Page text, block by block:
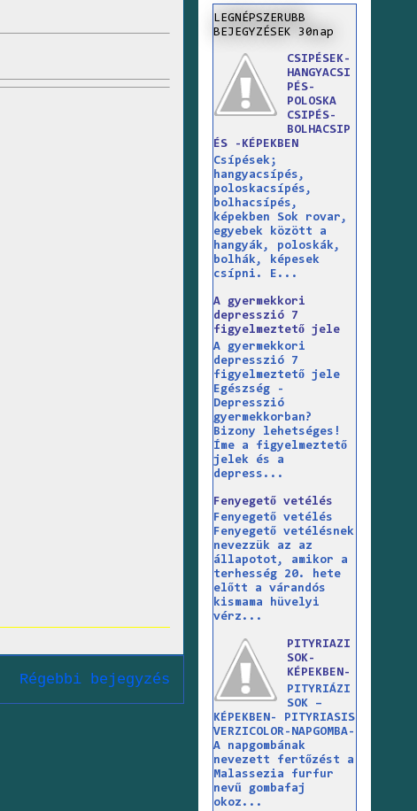
Régebbi bejegyzés
LEGNÉPSZERUBB
BEJEGYZÉSEK 30nap
CSIPÉSEK-
HANGYACSI
PÉS-
POLOSKA
CSIPÉS-
BOLHACSIP
ÉS -KÉPEKBEN
Csípések;
hangyacsípés,
poloskacsípés,
bolhacsípés,
képekben Sok rovar,
egyebek között a
hangyák, poloskák,
bolhák, képesek
csípni. E...
A gyermekkori
depresszió 7
figyelmeztető jele
A gyermekkori
depresszió 7
figyelmeztető jele
Egészség -
Depresszió
gyermekkorban?
Bizony lehetséges!
Íme a figyelmeztető
jelek és a
depress...
Fenyegető vetélés
Fenyegető vetélés
Fenyegető vetélésnek
nevezzük az az
állapotot, amikor a
terhesség 20. hete
előtt a várandós
kismama hüvelyi
vérz...
PITYRIAZI
SOK-
KÉPEKBEN-
PITYRIÁZI
SOK –
KÉPEKBEN- PITYRIASIS
VERZICOLOR-NAPGOMBA-
A napgombának
nevezett fertőzést a
Malassezia furfur
nevű gombafaj
okoz...